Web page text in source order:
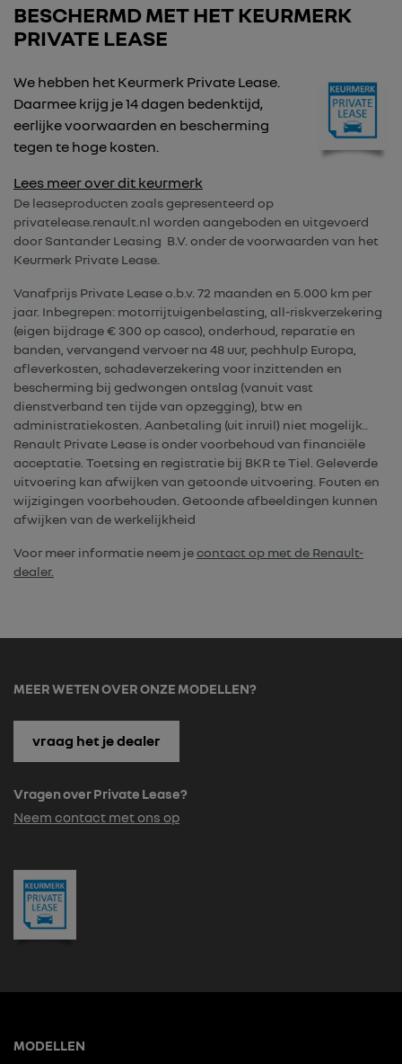
BESCHERMD MET HET KEURMERK
PRIVATE LEASE
We hebben het Keurmerk Private Lease.
Daarmee krijg je 14 dagen bedenktijd,
eerlijke voorwaarden en bescherming
tegen te hoge kosten.
Lees meer over dit keurmerk
De leaseproducten zoals gepresenteerd op
privatelease.renault.nl worden aangeboden en uitgevoerd
door Santander Leasing B.V. onder de voorwaarden van het
Keurmerk Private Lease.
Vanafprijs Private Lease o.b.v. 72 maanden en 5.000 km per
jaar. Inbegrepen: motorrijtuigenbelasting, all-riskverzekering
(eigen bijdrage € 300 op casco), onderhoud, reparatie en
banden, vervangend vervoer na 48 uur, pechhulp Europa,
afleverkosten, schadeverzekering voor inzittenden en
bescherming bij gedwongen ontslag (vanuit vast
dienstverband ten tijde van opzegging), btw en
administratiekosten. Aanbetaling (uit inruil) niet mogelijk..
Renault Private Lease is onder voorbehoud van financiële
acceptatie. Toetsing en registratie bij BKR te Tiel. Geleverde
uitvoering kan afwijken van getoonde uitvoering. Fouten en
wijzigingen voorbehouden. Getoonde afbeeldingen kunnen
afwijken van de werkelijkheid
Voor meer informatie neem jecontact op met de Renault-
dealer.
MEER WETEN OVER ONZE MODELLEN?
vraag het je dealer
Vragen over Private Lease?
Neem contact met ons op
MODELLEN